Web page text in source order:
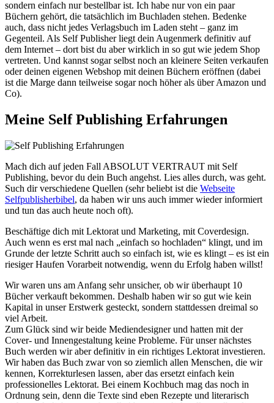
sondern einfach nur bestellbar ist. Ich habe nur von ein paar
Büchern gehört, die tatsächlich im Buchladen stehen. Bedenke
auch, dass nicht jedes Verlagsbuch im Laden steht – ganz im
Gegenteil. Als Self Publisher liegt dein Augenmerk definitiv auf
dem Internet – dort bist du aber wirklich in so gut wie jedem Shop
vertreten. Und kannst sogar selbst noch an kleinere Seiten verkaufen
oder deinen eigenen Webshop mit deinen Büchern eröffnen (dabei
ist die Marge dann teilweise sogar noch höher als über Amazon und
Co).
Meine Self Publishing Erfahrungen
Mach dich auf jeden Fall ABSOLUT VERTRAUT mit Self
Publishing, bevor du dein Buch angehst. Lies alles durch, was geht.
Such dir verschiedene Quellen (sehr beliebt ist die Webseite
Selfpublisherbibel, da haben wir uns auch immer wieder informiert
und tun das auch heute noch oft).
Beschäftige dich mit Lektorat und Marketing, mit Coverdesign.
Auch wenn es erst mal nach „einfach so hochladen“ klingt, und im
Grunde der letzte Schritt auch so einfach ist, wie es klingt – es ist ein
riesiger Haufen Vorarbeit notwendig, wenn du Erfolg haben willst!
Wir waren uns am Anfang sehr unsicher, ob wir überhaupt 10
Bücher verkauft bekommen. Deshalb haben wir so gut wie kein
Kapital in unser Erstwerk gesteckt, sondern stattdessen dreimal so
viel Arbeit.
Zum Glück sind wir beide Mediendesigner und hatten mit der
Cover- und Innengestaltung keine Probleme. Für unser nächstes
Buch werden wir aber definitiv in ein richtiges Lektorat investieren.
Wir haben das Buch zwar von so ziemlich allen Menschen, die wir
kennen, Korrekturlesen lassen, aber das ersetzt einfach kein
professionelles Lektorat. Bei einem Kochbuch mag das noch in
Ordnung sein, denn die Texte sind eben Rezepte und literarisch